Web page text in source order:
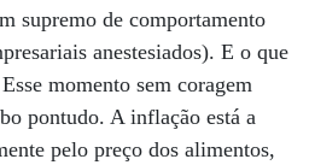
supremo de comportamento
anestesiados). E o que
momento sem coragem
pontudo. A inflação está a
pelo preço dos alimentos,